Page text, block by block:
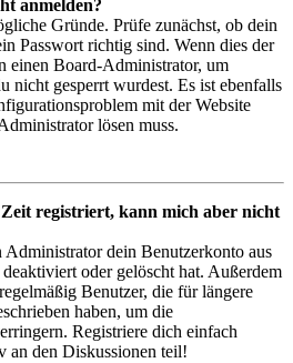
anmelden?
Gründe. Prüfe zunächst, ob dein
Passwort richtig sind. Wenn dies der
einen Board-Administrator, um
nicht gesperrt wurdest. Es ist ebenfalls
mit der Website
lösen muss.
registriert, kann mich aber nicht
Administrator dein Benutzerkonto aus
oder gelöscht hat. Außerdem
Benutzer, die für längere
haben, um die
Registriere dich einfach
an den Diskussionen teil!